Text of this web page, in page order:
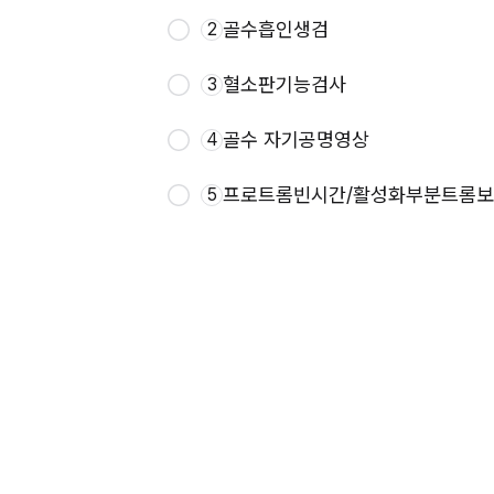
2 골수흡인생검
3 혈소판기능검사
4 골수 자기공명영상
5 프로트롬빈시간/활성화부분트롬